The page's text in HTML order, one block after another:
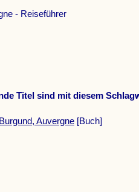
- Reiseführer
Titel sind mit diesem
Burgund, Auvergne[Buch]